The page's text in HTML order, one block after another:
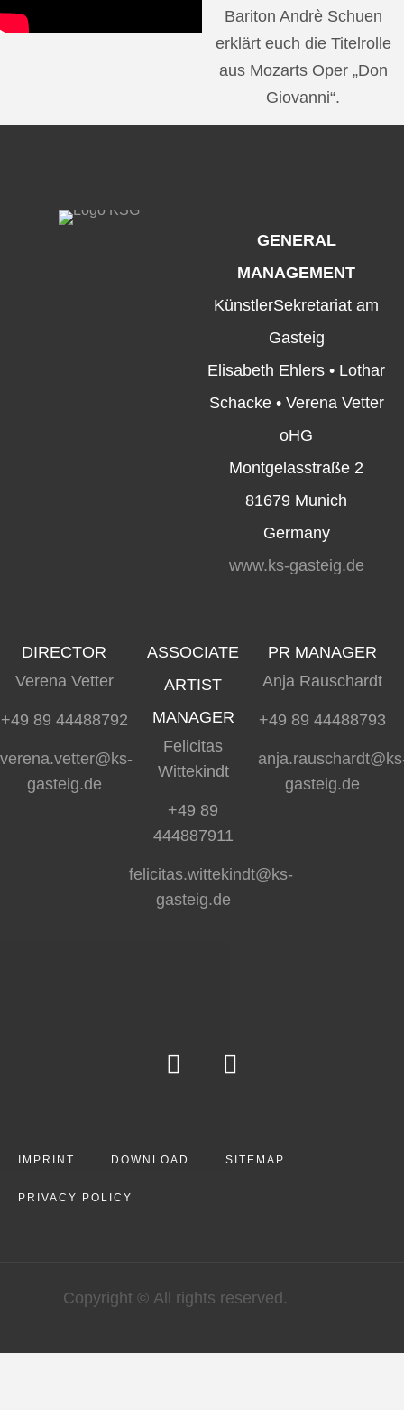
Bariton Andrè Schuen
erklärt euch die Titelrolle
aus Mozarts Oper „Don
Giovanni“.
GENERAL
MANAGEMENT
KünstlerSekretariat am
Gasteig
Elisabeth Ehlers • Lothar
Schacke • Verena Vetter
oHG
Montgelasstraße 2
81679 Munich
Germany
www.ks-gasteig.de
DIRECTOR
Verena Vetter
+49 89 44488792
verena.vetter@ks-
gasteig.de
ASSOCIATE
ARTIST
MANAGER
Felicitas
Wittekindt
+49 89
444887911
felicitas.wittekindt@ks-
gasteig.de
PR MANAGER
Anja Rauschardt
+49 89 44488793
gasteig.de
IMPRINT DOWNLOAD SITEMAP
PRIVACY POLICY
Copyright © All rights reserved.